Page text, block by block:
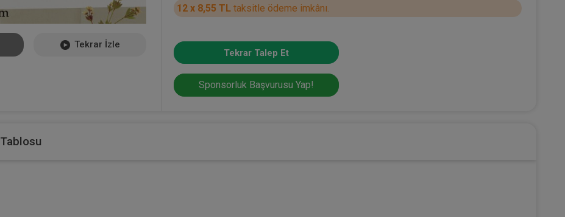
Tekrar İzle
12 x 8,55 TL taksitle ödeme imkânı.
Tekrar Talep Et
Sponsorluk Başvurusu Yap!